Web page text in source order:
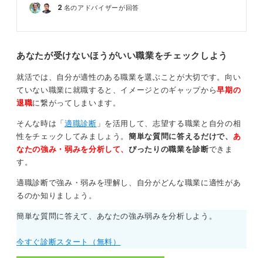
2 名のアドバイザーが回答
あなたが受けないほうがいい職業をチェックしよう
就活では、自分が適性のある職業を選ぶことが大切です。向い
ていない職業に就職すると、イメージとのギャップから早期の
退職に繋がってしまいます。
そんな時は「 適職診断 」を活用して、志望する職業と自分の相
性をチェックしてみましょう。簡単な質問に答えるだけで、 あ
なたの強み・弱みを分析して、ぴったりの職業を診断できま
す。
適職診断で強み・弱みを理解し、自分がどんな職業に適性があ
るのか知りましょう。
簡単な質問に答えて、あなたの強み弱みを分析しよう。
今すぐ診断スタート（無料）